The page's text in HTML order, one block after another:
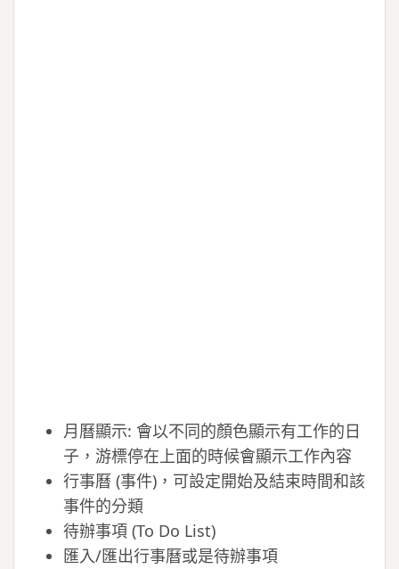
月曆顯示: 會以不同的顏色顯示有工作的日
子，游標停在上面的時候會顯示工作內容
行事曆 (事件)，可設定開始及結束時間和該
事件的分類
待辦事項 (To Do List)
匯入/匯出行事曆或是待辦事項